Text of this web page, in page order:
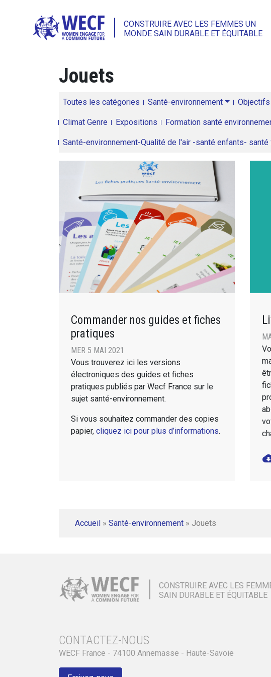
CONSTRUIRE AVEC LES FEMMES UN
MONDE SAIN DURABLE ET ÉQUITABLE
Jouets
Toutes les catégories Santé-environnement
Climat Genre Expositions Formation santé
Santé-environnement-Qualité de l'air -santé enfants-
Commander nos guides et fiches
pratiques
MER 5 MAI 2021
Vous trouverez ici les versions
électroniques des guides et fiches
pratiques publiés par Wecf France sur le
sujet santé-environnement.
Si vous souhaitez commander des copies
papier, cliquez ici pour plus d’informations.
Accueil » Santé-environnement » Jouets
CONSTRUIRE AVEC LES
SAIN DURABLE ET ÉQUITABLE
CONTACTEZ-NOUS
WECF France - 74100 Annemasse - Haute-Savoie